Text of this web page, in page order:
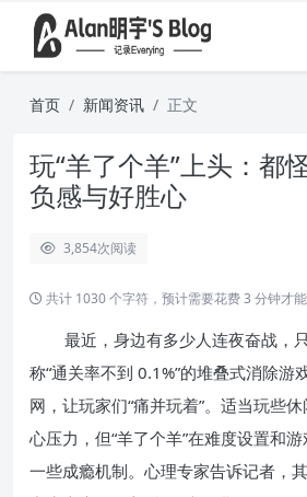
首页 新闻资讯 正文
玩“羊了个羊”上头：都
负感与好胜心
3,854次阅读
共计 1030 个字符，预计需要花费 3 分钟才能
最近，身边有多少人连夜奋战，
称“通关率不到 0.1%”的堆叠式消除游
网，让玩家们“痛并玩着”。适当玩些
心压力，但“羊了个羊”在难度设置和
一些成瘾机制。心理专家告诉记者，